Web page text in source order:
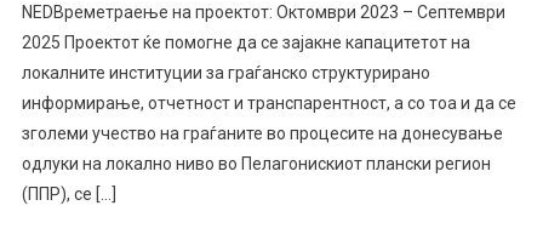
NEDВреметраење на проектот: Октомври 2023 – Септември
2025 Проектот ќе помогне да се зајакне капацитетот на
локалните институции за граѓанско структурирано
информирање, отчетност и транспарентност, а со тоа и да се
зголеми учество на граѓаните во процесите на донесување
одлуки на локално ниво во Пелагонискиот плански регион
(ППР), се […]